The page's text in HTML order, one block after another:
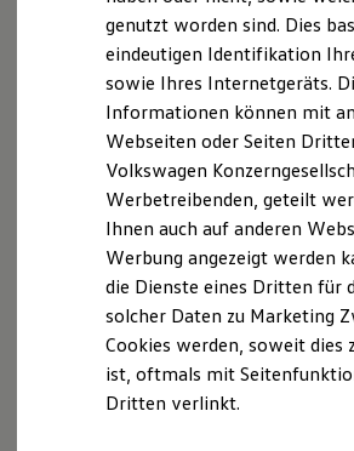
R Experience
Driving Experience
Volkswagen entdecken
Werkbesichtigung
Lifestyle Shop
T-Roc Kollektion
Golf Kollektion
ID. Kollektion
Volkswagen Kollektion
R-Kollektion
GTI Kollektion
Fußball Drop
we drive football
#wedriveproud
Besitzer und Service
Software Updates
Service und Ersatzteile
Website
https://www.volkswagen-
nutzfahrzeuge.de/de/haendler-
werkstatt/autohaus-liliensiek-
dippoldiswalde.html
zu finden.
Verantwortlicherfür
dieser Website ist:
Autohaus Liliensiek GmbH
Alte Altenberger Straße 38
01744 Dippoldiswalde
genutzt worden sind. Dies
eindeutigen Identifikation
sowie Ihres Internetgeräts.
Informationen können mit
Webseiten oder Seiten
Volkswagen
Werbetreibenden, geteilt
Ihnen auch auf anderen
Werbung angezeigt werden
die Dienste eines Dritten für
solcher Daten zu Marketing
Cookies werden, soweit dies
ist, oftmals mit
Dritten verlinkt.